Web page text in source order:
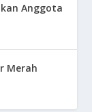
Anggota
Merah